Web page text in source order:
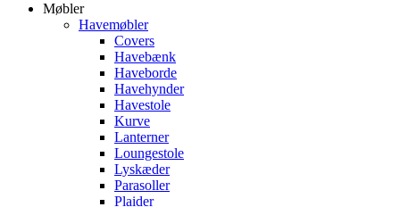
Møbler
Havemøbler
Covers
Havebænk
Haveborde
Havehynder
Havestole
Kurve
Lanterner
Loungestole
Lyskæder
Parasoller
Plaider